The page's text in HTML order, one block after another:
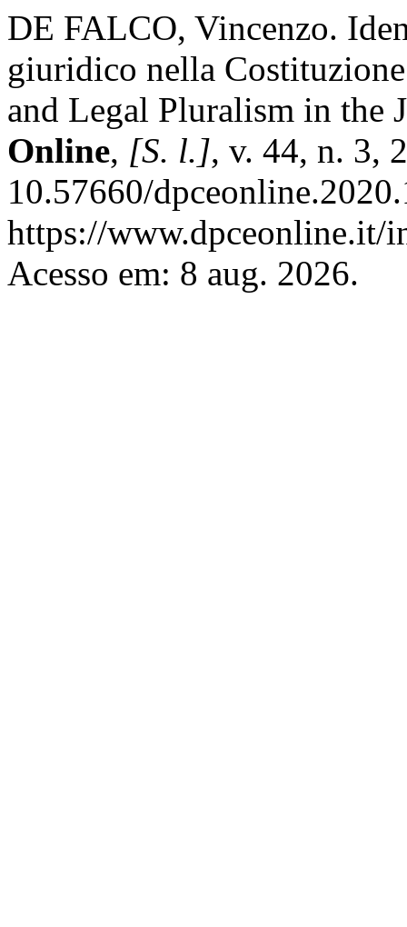
DE FALCO, Vincenzo.
giuridico nella
and Legal Pluralism in the
Online, [S. l.], v. 44, n. 3,
10.57660/
https://www.dpceonline.it/
Acesso em: 8 aug. 2026.